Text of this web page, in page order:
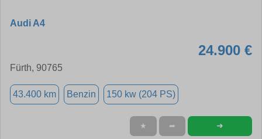
Audi A4
24.900 €
Fürth, 90765
43.400 km Benzin 150 kw (204 PS)
★ ➦ ➜